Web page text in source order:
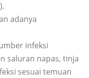
adanya
infeksi
saluran napas, tinja
sesuai temuan